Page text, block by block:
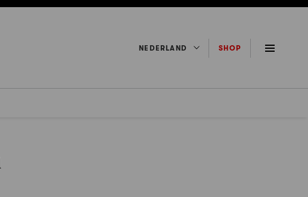
NEDERLAND SHOP